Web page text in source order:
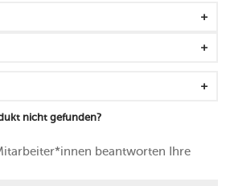
nicht gefunden?
beantworten Ihre